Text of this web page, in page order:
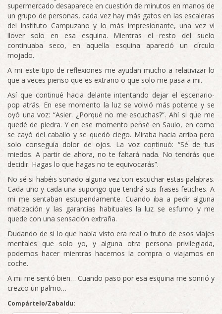
supermercado desaparece en cuestión de minutos en manos de
un grupo de personas, cada vez hay más gatos en las escaleras
del Instituto Campuzano y lo más impresionante, una vez vi
llover solo en esa esquina. Mientras el resto del suelo
continuaba seco, en aquella esquina apareció un círculo
mojado.
A mi este tipo de reflexiones me ayudan mucho a relativizar lo
que a veces pienso que es extraño o que solo me pasa a mi.
Así que continué hacia delante intentando dejar el escenario-
pop atrás. En ese momento la luz se volvió más potente y se
oyó una voz: “Asier. ¿Porqué no me escuchas?”. Ahí si que me
quedé de piedra. Y en ese momento pensé en Saulo, en como
se cayó del caballo y se quedó ciego. Miraba hacia arriba pero
solo conseguía dolor de ojos. La voz continuó: “Sé de tus
miedos. A partir de ahora, no te faltará nada. No tendrás que
decidir. Hagas lo que hagas no te equivocarás”.
No sé si habéis soñado alguna vez con escuchar estas palabras.
Cada uno y cada una supongo que tendrá sus frases fetiches. A
mi me sentaban estupendamente. Cuando iba a pedir alguna
matización y las garantías habituales la luz se esfumo y me
quede con una sensación extraña.
Dudando de si lo que había visto era real o fruto de esos viajes
mentales que solo yo, y alguna otra persona privilegiada,
podemos hacer mientras hacemos la compra o viajamos en
coche.
A mi me sentó bien… Cuando paso por esa esquina me sonrió y
crezco un palmo…
Compártelo/Zabaldu: